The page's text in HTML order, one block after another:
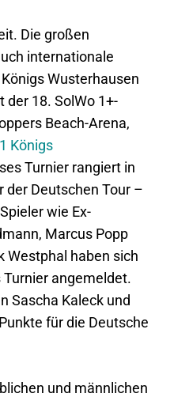
Die großen
internationale
Wusterhausen
18. SolWo 1+-
Beach-Arena,
Königs
Turnier rangiert in
der Deutschen Tour –
wie Ex-
Marcus Popp
Westphal haben sich
angemeldet.
Sascha Kaleck und
für die Deutsche
und männlichen